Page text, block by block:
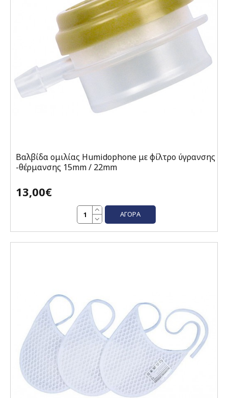
Βαλβίδα ομιλίας Humidophone με φίλτρο ύγρανσης
-θέρμανσης 15mm / 22mm
13,00€
ΑΓΟΡΆ